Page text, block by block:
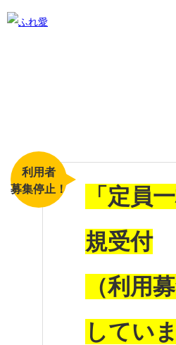
利用者
募集停止！
「定員
規受付
（利用
してい